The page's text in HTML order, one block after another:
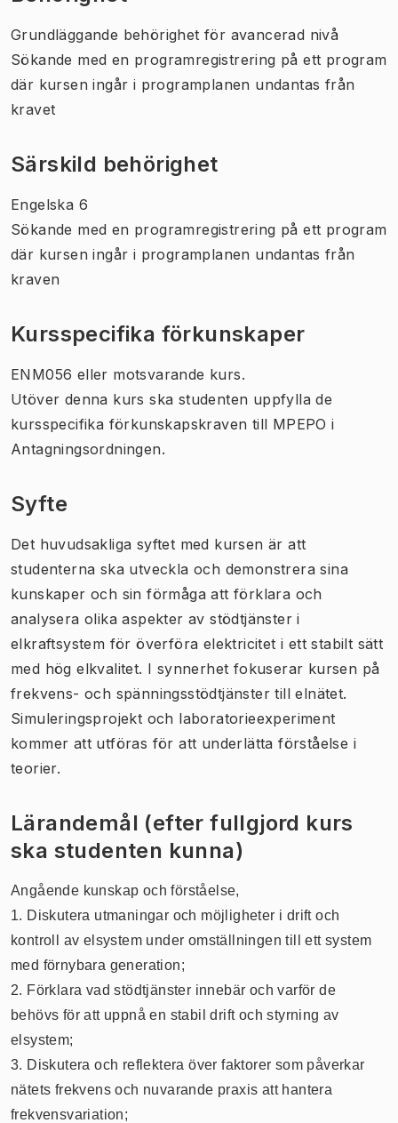
Grundläggande behörighet för avancerad nivå
Sökande med en programregistrering på ett program
där kursen ingår i programplanen undantas från
kravet
Särskild behörighet
Engelska 6
Sökande med en programregistrering på ett program
där kursen ingår i programplanen undantas från
kraven
Kursspecifika förkunskaper
ENM056 eller motsvarande kurs.
Utöver denna kurs ska studenten uppfylla de
kursspecifika förkunskapskraven till MPEPO i
Antagningsordningen.
Syfte
Det huvudsakliga syftet med kursen är att
studenterna ska utveckla och demonstrera sina
kunskaper och sin förmåga att förklara och
analysera olika aspekter av stödtjänster i
elkraftsystem för överföra elektricitet i ett stabilt sätt
med hög elkvalitet. I synnerhet fokuserar kursen på
frekvens- och spänningsstödtjänster till elnätet.
Simuleringsprojekt och laboratorieexperiment
kommer att utföras för att underlätta förståelse i
teorier.
Lärandemål (efter fullgjord kurs
ska studenten kunna)
Angående kunskap och förståelse,
1. Diskutera utmaningar och möjligheter i drift och
kontroll av elsystem under omställningen till ett system
med förnybara generation;
2. Förklara vad stödtjänster innebär och varför de
behövs för att uppnå en stabil drift och styrning av
elsystem;
3. Diskutera och reflektera över faktorer som påverkar
nätets frekvens och nuvarande praxis att hantera
frekvensvariation;